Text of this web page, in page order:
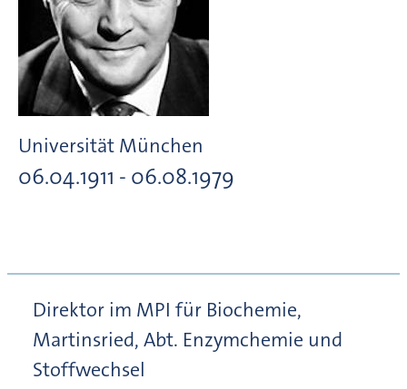
Universität München
06.04.1911 - 06.08.1979
Direktor im MPI für Biochemie,
Martinsried, Abt. Enzymchemie und
Stoffwechsel